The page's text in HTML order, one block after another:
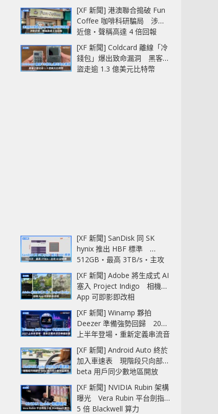
[XF 新聞] 港澳聯合搗破 Fun
Coffee 咖啡科研騙局 涉款
近億‧聲稱高達 4 倍回報
[XF 新聞] Coldcard 離線「冷
錢包」爆出致命漏洞 黑客已
盜走逾 1.3 億美元比特幣
[XF 新聞] SanDisk 同 SK
hynix 推出 HBF 標準
512GB‧最高 3TB/s‧主攻
AI 記憶體
[XF 新聞] Adobe 將生成式 AI
塞入 Project Indigo 相機
App 可即影即改相
[XF 新聞] Winamp 夥拍
Deezer 準備強勢回歸 2027
上半年登場‧重新定義串流音
樂播放器
[XF 新聞] Android Auto 終於
加入車速表 現階段只向部分
beta 用戶同少數地區開放
[XF 新聞] NVIDIA Rubin 架構
曝光 Vera Rubin 平台劍指
5 倍 Blackwell 算力